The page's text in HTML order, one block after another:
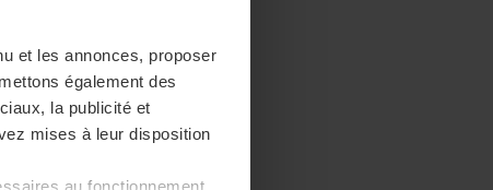
et les annonces, proposer
également des
la publicité et
mises à leur disposition
au fonctionnement